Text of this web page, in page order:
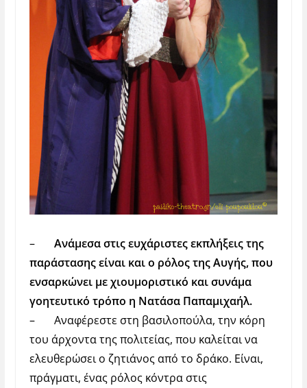
–
Ανάμεσα στις ευχάριστες εκπλήξεις της
παράστασης είναι και ο ρόλος της Αυγής, που
ενσαρκώνει με χιουμοριστικό και συνάμα
γοητευτικό τρόπο η Νατάσα Παπαμιχαήλ.
–
Αναφέρεστε στη βασιλοπούλα, την κόρη
του άρχοντα της πολιτείας, που καλείται να
ελευθερώσει ο ζητιάνος από το δράκο. Είναι,
πράγματι, ένας ρόλος κόντρα στις